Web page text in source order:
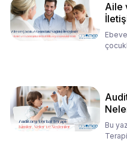
Aile
Bu